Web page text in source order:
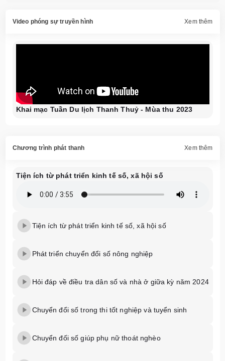
Video phóng sự truyền hình Xem thêm
Khai mạc Tuần Du lịch Thanh Thuỷ - Mùa thu 2023
Chương trình phát thanh Xem thêm
Tiện ích từ phát triển kinh tế số, xã hội số
Tiện ích từ phát triển kinh tế số, xã hội số
Phát triển chuyển đổi số nông nghiệp
Hỏi đáp về điều tra dân số và nhà ở giữa kỳ năm 2024
Chuyển đổi số trong thi tốt nghiệp và tuyển sinh
Chuyển đối số giúp phụ nữ thoát nghèo